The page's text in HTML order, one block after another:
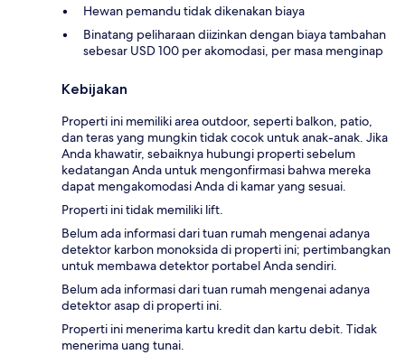
Hewan pemandu tidak dikenakan biaya
Binatang peliharaan diizinkan dengan biaya tambahan
sebesar USD 100 per akomodasi, per masa menginap
Kebijakan
Properti ini memiliki area outdoor, seperti balkon, patio,
dan teras yang mungkin tidak cocok untuk anak-anak. Jika
Anda khawatir, sebaiknya hubungi properti sebelum
kedatangan Anda untuk mengonfirmasi bahwa mereka
dapat mengakomodasi Anda di kamar yang sesuai.
Properti ini tidak memiliki lift.
Belum ada informasi dari tuan rumah mengenai adanya
detektor karbon monoksida di properti ini; pertimbangkan
untuk membawa detektor portabel Anda sendiri.
Belum ada informasi dari tuan rumah mengenai adanya
detektor asap di properti ini.
Properti ini menerima kartu kredit dan kartu debit. Tidak
menerima uang tunai.